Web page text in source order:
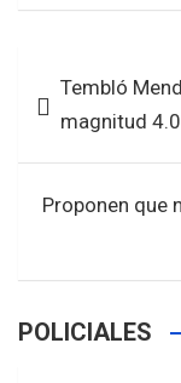
ce
o
o
k
tt
p
de
entradas
Tembló
magnitud 4.0
Proponen que
POLICIALES